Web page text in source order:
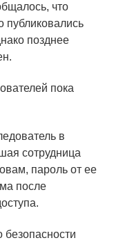
что
публиковались
позднее
пока
в
сотрудница
пароль от ее
после